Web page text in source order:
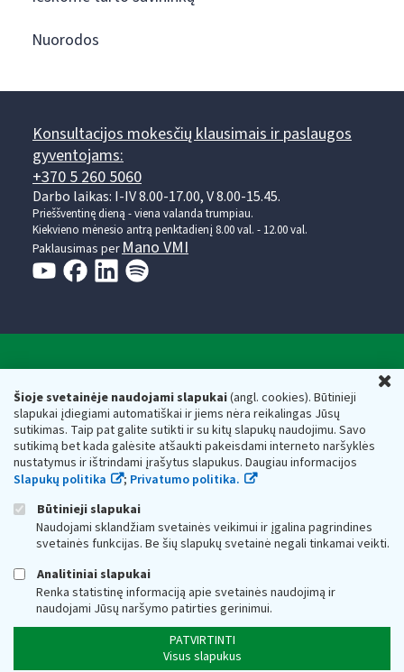
Šioje svetainėje naudojami slapukai(angl. cookies). Būtinieji
slapukai įdiegiami automatiškai ir jiems nėra reikalingas Jūsų
sutikimas. Taip pat galite sutikti ir su kitų slapukų naudojimu. Savo
sutikimą bet kada galėsite atšaukti pakeisdami interneto naršyklės
nustatymus ir ištrindami įrašytus slapukus. Daugiau informacijos
Slapukų politika
; Privatumo politika.
Būtinieji slapukai
Naudojami sklandžiam svetainės veikimui ir įgalina pagrindines
svetainės funkcijas. Be šių slapukų svetainė negali tinkamai veikti.
Analitiniai slapukai
Renka statistinę informaciją apie svetainės naudojimą ir
naudojami Jūsų naršymo patirties gerinimui.
PATVIRTINTI
Visus slapukus
Nuorodos
Konsultacijos mokesčių klausimais ir paslaugos
gyventojams:
+370 5 260 5060
Darbo laikas: I-IV 8.00-17.00, V 8.00-15.45.
Prieššventinę dieną - viena valanda trumpiau.
Kiekvieno mėnesio antrą penktadienį 8.00 val. - 12.00 val.
Paklausimas per Mano VMI
Respublikos finansų ministerijos
Biudžetinė įstaiga. Juridinio asmens kodas — 188659752,
adresas: Vasario 16-osios g. 14, 01107 Vilnius, Lietuva, el.paštas:
vmi@vmi.lt, E. pristatymo dėžutės adresas 188659752
Duomenys apie Valstybinę mokesčių inspekciją prie Lietuvos
Respublikos finansų ministerijos kaupiami ir saugomi Juridinių